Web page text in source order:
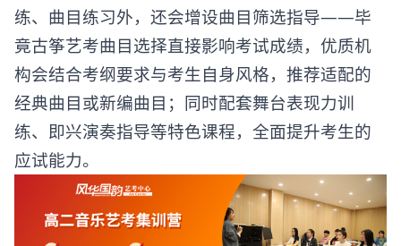
练、曲目练习外，还会增设曲目筛选指导——毕
竟古筝艺考曲目选择直接影响考试成绩，优质机
构会结合考纲要求与考生自身风格，推荐适配的
经典曲目或新编曲目；同时配套舞台表现力训
练、即兴演奏指导等特色课程，全面提升考生的
应试能力。